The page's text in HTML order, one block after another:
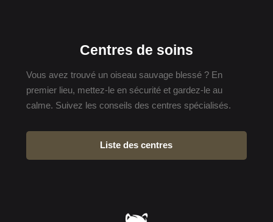
Centres de soins
Vous avez trouvé un oiseau sauvage blessé ? En
premier lieu, mettez-le en sécurité et gardez-le au
calme. Suivez les conseils des centres spécialisés.
Liste des centres